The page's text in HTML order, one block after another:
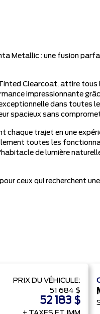
Metallic : une fusion
Clearcoat, attire tous
impressionnante
dans toutes
spacieux sans
chaque trajet en une
toutes les
de lumière
ceux qui recherchent
PRIX ​​DU VÉHICULE:
51 684 $
52 183 $